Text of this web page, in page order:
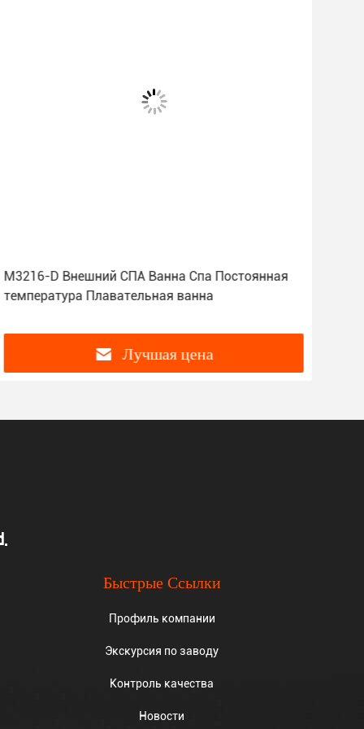
M3216-D Внешний СПА Ванна Спа Постоянная
температура Плавательная ванна
Лучшая цена
Быстрые Ссылки
Профиль компании
Экскурсия по заводу
Контроль качества
Новости